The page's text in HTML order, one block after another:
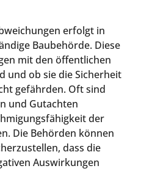
erfolgt in
Baubehörde. Diese
mit den öffentlichen
und ob sie die Sicherheit
gefährden. Oft sind
und Gutachten
der
Die Behörden können
dass die
Auswirkungen